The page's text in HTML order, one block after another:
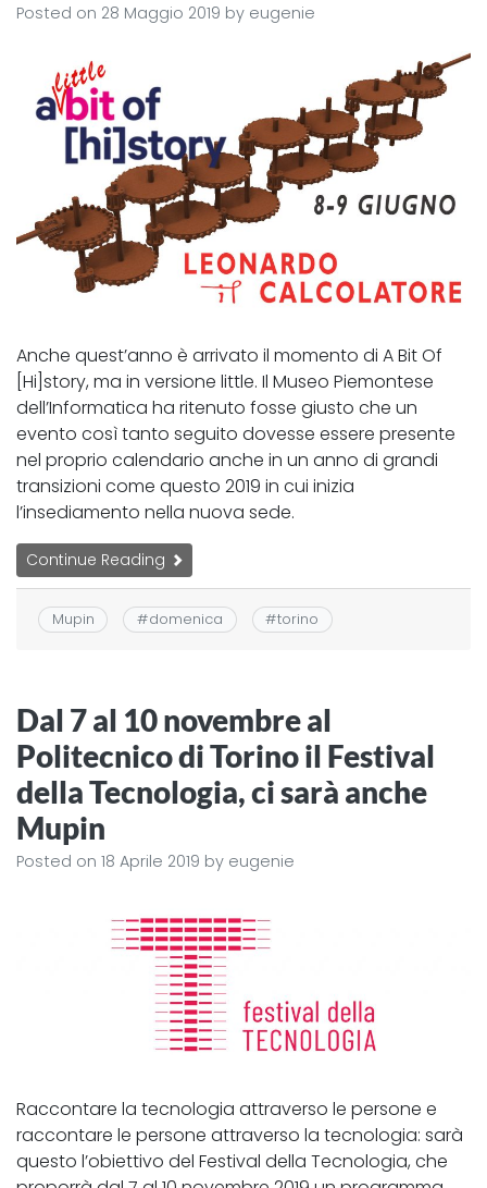
Posted on 28 Maggio 2019 by eugenie
Anche quest’anno è arrivato il momento di A Bit Of
[Hi]story, ma in versione little. Il Museo Piemontese
dell’Informatica ha ritenuto fosse giusto che un
evento così tanto seguito dovesse essere presente
nel proprio calendario anche in un anno di grandi
transizioni come questo 2019 in cui inizia
l’insediamento nella nuova sede.
Continue Reading
Mupin #domenica #torino
Dal 7 al 10 novembre al
Politecnico di Torino il Festival
della Tecnologia, ci sarà anche
Mupin
Posted on 18 Aprile 2019 by eugenie
Raccontare la tecnologia attraverso le persone e
raccontare le persone attraverso la tecnologia: sarà
questo l’obiettivo del Festival della Tecnologia, che